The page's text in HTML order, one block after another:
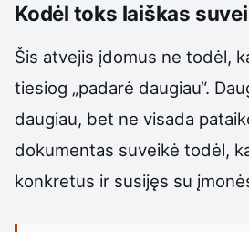
Kodėl toks laiškas
Šis atvejis įdomus ne todėl,
tiesiog „padarė daugiau“.
daugiau, bet ne visada
dokumentas suveikė todėl,
konkretus ir susijęs su